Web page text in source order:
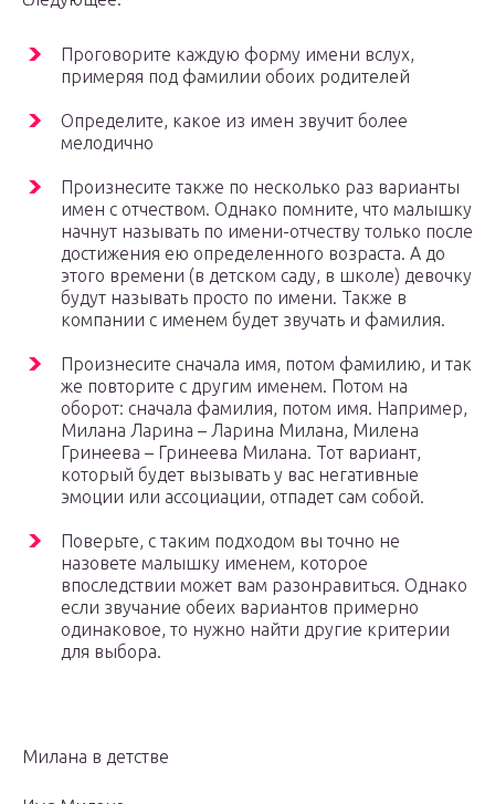
Проговорите каждую форму имени вслух,
примеряя под фамилии обоих родителей
Определите, какое из имен звучит более
мелодично
Произнесите также по несколько раз варианты
имен с отчеством. Однако помните, что малышку
начнут называть по имени-отчеству только после
достижения ею определенного возраста. А до
этого времени (в детском саду, в школе) девочку
будут называть просто по имени. Также в
компании с именем будет звучать и фамилия.
Произнесите сначала имя, потом фамилию, и так
же повторите с другим именем. Потом на
оборот: сначала фамилия, потом имя. Например,
Милана Ларина – Ларина Милана, Милена
Гринеева – Гринеева Милана. Тот вариант,
который будет вызывать у вас негативные
эмоции или ассоциации, отпадет сам собой.
Поверьте, с таким подходом вы точно не
назовете малышку именем, которое
впоследствии может вам разонравиться. Однако
если звучание обеих вариантов примерно
одинаковое, то нужно найти другие критерии
для выбора.
Милана в детстве